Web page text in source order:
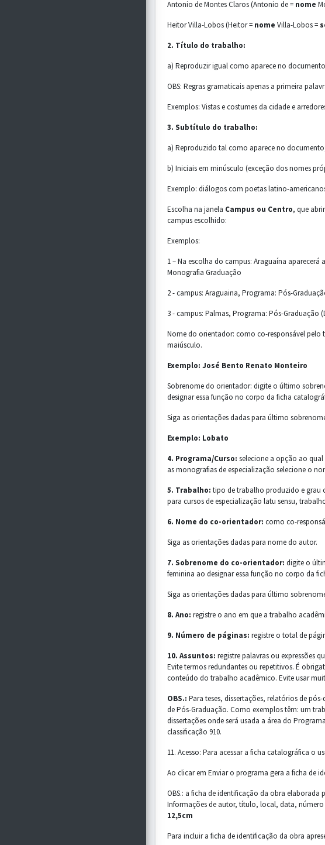
Antonio de Montes Claros (Antonio de = nome
Heitor Villa-Lobos (Heitor = nome Villa-Lobos =
2. Título do trabalho:
a) Reproduzir igual como aparece no
OBS: Regras gramaticais apenas a primeira
Exemplos: Vistas e costumes da cidade e
3. Subtítulo do trabalho:
a) Reproduzido tal como aparece no
b) Iniciais em minúsculo (exceção dos nomes
Exemplo: diálogos com poetas latino-
Escolha na janela Campus ou Centro, que
campus escolhido:
Exemplos:
1 – Na escolha do campus: Araguaína
Monografia Graduação
2 - campus: Araguaina, Programa: Pós-
3 - campus: Palmas, Programa: Pós-
Nome do orientador: como co-responsável pelo
maiúsculo.
Exemplo: José Bento Renato Monteiro
Sobrenome do orientador: digite o último
designar essa função no corpo da ficha
Siga as orientações dadas para último
Exemplo: Lobato
4. Programa/Curso: selecione a opção ao
as monografias de especialização selecione o
5. Trabalho: tipo de trabalho produzido e grau
para cursos de especialização latu sensu,
6. Nome do co-orientador: como co-
Siga as orientações dadas para nome do autor.
7. Sobrenome do co-orientador: digite o
feminina ao designar essa função no corpo da
Siga as orientações dadas para último
8. Ano: registre o ano em que a trabalho
9. Número de páginas: registre o total de
10. Assuntos: registre palavras ou expressões
Evite termos redundantes ou repetitivos. É
conteúdo do trabalho acadêmico. Evite usar
OBS.: Para teses, dissertações, relatórios de
de Pós-Graduação. Como exemplos têm: um
dissertações onde será usada a área do
classificação 910.
11. Acesso: Para acessar a ficha catalográfica o
Ao clicar em Enviar o programa gera a ficha de
OBS.: a ficha de identificação da obra
Informações de autor, título, local, data, número
12,5cm
Para incluir a ficha de identificação da obra